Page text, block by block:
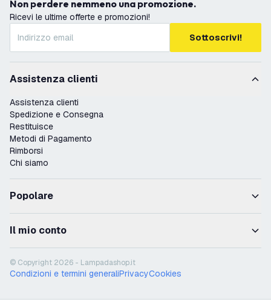
Non perdere nemmeno una promozione.
Ricevi le ultime offerte e promozioni!
Sottoscrivi!
Assistenza clienti
Assistenza clienti
Spedizione e Consegna
Restituisce
Metodi di Pagamento
Rimborsi
Chi siamo
Popolare
Il mio conto
© Copyright 2026 - Lampadashop.it
Condizioni e termini generaliPrivacyCookies